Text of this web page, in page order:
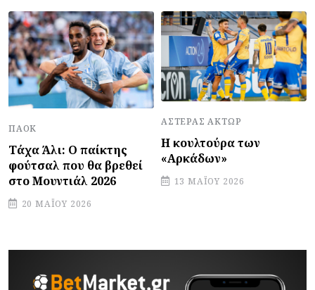
ΠΑΟΚ
Τάχα Άλι: Ο παίκτης
φούτσαλ που θα βρεθεί
στο Μουντιάλ 2026
20 ΜΑΪ́ΟΥ 2026
ΑΣΤΈΡΑΣ ΆΚΤΩΡ
Η κουλτούρα των
«Αρκάδων»
13 ΜΑΪ́ΟΥ 2026